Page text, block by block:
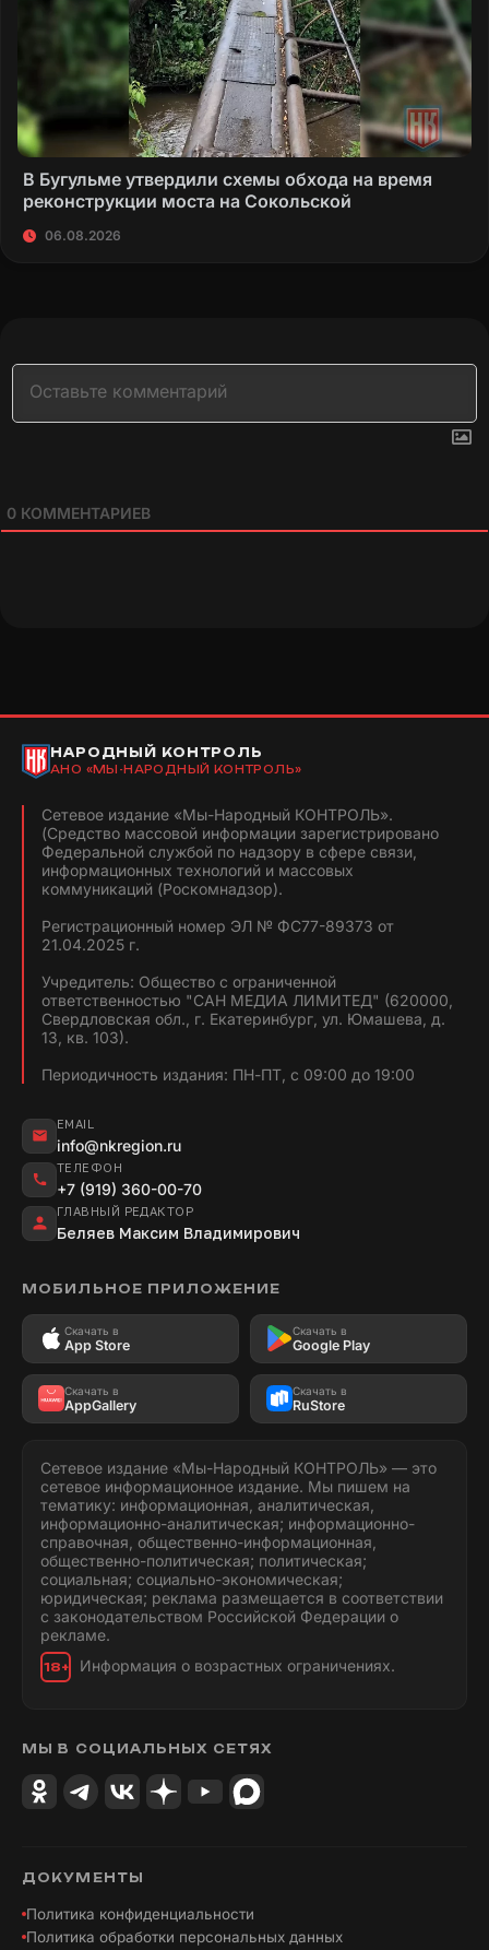
В Бугульме утвердили схемы обхода на время
реконструкции моста на Сокольской
06.08.2026
0 КОММЕНТАРИЕВ
НАРОДНЫЙ КОНТРОЛЬ
АНО «МЫ-НАРОДНЫЙ КОНТРОЛЬ»
Сетевое издание «Мы-Народный КОНТРОЛЬ».
(Средство массовой информации зарегистрировано
Федеральной службой по надзору в сфере связи,
информационных технологий и массовых
коммуникаций (Роскомнадзор).
Регистрационный номер ЭЛ № ФС77-89373 от
21.04.2025 г.
Учредитель: Общество с ограниченной
ответственностью "САН МЕДИА ЛИМИТЕД" (620000,
Свердловская обл., г. Екатеринбург, ул. Юмашева, д.
13, кв. 103).
Периодичность издания: ПН-ПТ, с 09:00 до 19:00
EMAIL
info@nkregion.ru
ТЕЛЕФОН
+7 (919) 360-00-70
ГЛАВНЫЙ РЕДАКТОР
Беляев Максим Владимирович
МОБИЛЬНОЕ ПРИЛОЖЕНИЕ
Скачать в
App Store
Скачать в
Google Play
Скачать в
AppGallery
Скачать в
RuStore
Сетевое издание «Мы-Народный КОНТРОЛЬ» — это
сетевое информационное издание. Мы пишем на
тематику: информационная, аналитическая,
информационно-аналитическая; информационно-
справочная, общественно-информационная,
общественно-политическая; политическая;
социальная; социально-экономическая;
юридическая; реклама размещается в соответствии
с законодательством Российской Федерации о
рекламе.
18+ Информация о возрастных ограничениях.
МЫ В СОЦИАЛЬНЫХ СЕТЯХ
ДОКУМЕНТЫ
Политика конфиденциальности
Политика обработки персональных данных